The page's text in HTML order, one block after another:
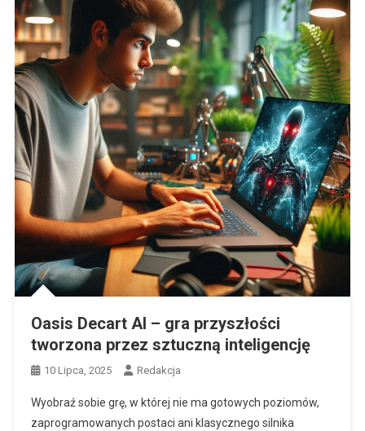
Oasis Decart AI – gra przyszłości
tworzona przez sztuczną inteligencję
10 Lipca, 2025 Redakcja
Wyobraź sobie grę, w której nie ma gotowych poziomów,
zaprogramowanych postaci ani klasycznego silnika